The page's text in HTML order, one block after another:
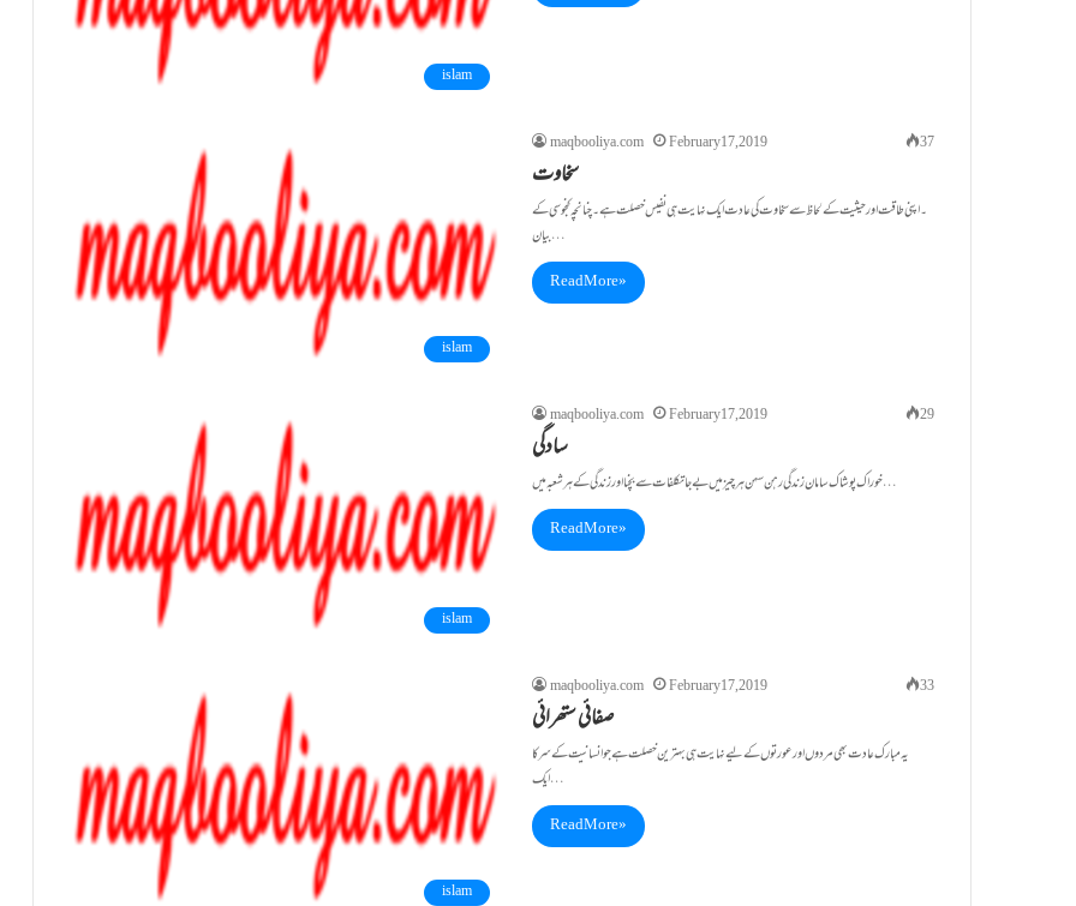
islam
islam
maqbooliya.com February 17, 2019 37
سخاوت
۔اپنی طاقت اور حیثیت کے لحاظ سے سخاوت کی عادت ایک نہایت ہی نفیس خصلت ہے۔ چنانچہ کنجوسی کے
بیان…
Read More »
islam
maqbooliya.com February 17, 2019 29
سادگی
خوراک پوشاک سامان زندگی رہن سہن ہر چیز میں بے جا تکلفات سے بچنا اور زندگی کے ہر شعبہ میں…
Read More »
islam
maqbooliya.com February 17, 2019 33
صفائی ستھرائی
یہ مبارک عادت بھی مردوں اور عورتوں کے لیے نہایت ہی بہترین خصلت ہے جو انسانیت کے سر کا
ایک…
Read More »